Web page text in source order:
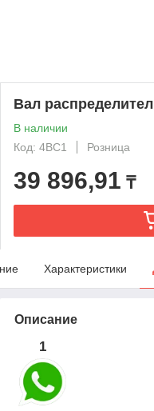
Вал
В наличии
Код: 4BC1
Розница
39 896,91 ₸
Характеристики
Описание
1